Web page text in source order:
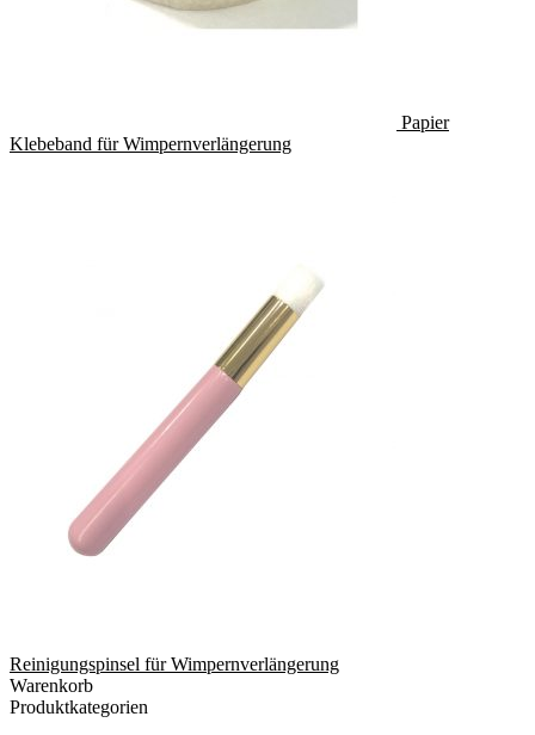
Papier
Klebeband für Wimpernverlängerung
Reinigungspinsel für Wimpernverlängerung
Warenkorb
Produktkategorien